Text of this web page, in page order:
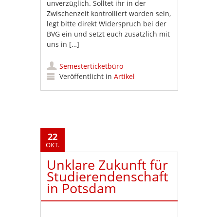
unverzüglich. Solltet ihr in der
Zwischenzeit kontrolliert worden sein,
legt bitte direkt Widerspruch bei der
BVG ein und setzt euch zusätzlich mit
uns in […]
Semesterticketbüro
Veröffentlicht inArtikel
22
OKT.
Unklare Zukunft für
Studierendenschaft
in Potsdam